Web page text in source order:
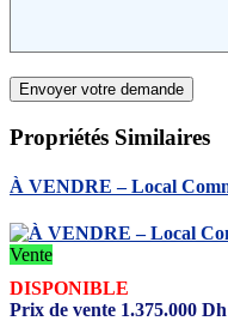
Propriétés Similaires
À VENDRE – Local
Vente
DISPONIBLE
Prix de vente 1.375.000 Dh